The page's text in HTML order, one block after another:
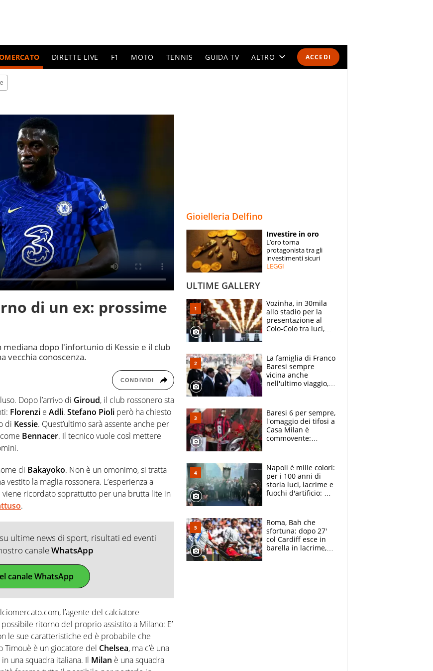
ACCEDI
DIRETTE LIVE F1 MOTO TENNIS GUIDA TV ALTRO
SPECIALI
ESPERTI
di un ex: prossime
dopo l'infortunio di Kessie e il club
vecchia conoscenza.
CONDIVIDI
Dopo l’arrivo di Giroud, il club rossonero sta
Florenzi e Adli. Stefano Pioli però ha chiesto
di Kessie. Quest’ultimo sarà assente anche per
Bennacer. Il tecnico vuole così mettere
di Bakayoko. Non è un omonimo, si tratta
la maglia rossonera. L’esperienza a
viene ricordato soprattutto per una brutta lite in
.
ultime news di sport, risultati ed eventi
canaleWhatsApp
canale WhatsApp
l’agente del calciatore
ritorno del proprio assistito a Milano: E’
le sue caratteristiche ed è probabile che
Timouè è un giocatore del Chelsea, ma c’è una
una squadra italiana. Il Milan è una squadra
Gioielleria Delfino
Investire in oro
L’oro torna
protagonista tra gli
investimenti sicuri
LEGGI
ULTIME GALLERY
Vozinha, in 30mila
allo stadio per la
presentazione al
Colo-Colo tra luci,
La famiglia di Franco
Baresi sempre
vicina anche
nell'ultimo viaggio,
circondati
dall'affetto dei tifosi
Baresi 6 per sempre,
l'omaggio dei tifosi a
Casa Milan è
commovente:
bigliettini
Napoli è mille colori:
per i 100 anni di
storia luci, lacrime e
fuochi d'artificio: De
Roma, Bah che
sfortuna: dopo 27'
col Cardiff esce in
barella in lacrime,